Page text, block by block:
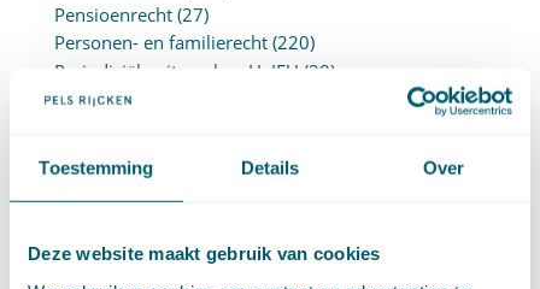
Toestemming Details Over
Deze website maakt gebruik van cookies
Pensioenrecht(27)
Personen- en familierecht(220)
Prejudiciële uitspraken HvJEU (28)
Prejudiciële vragen Hoge Raad
Proces- en beslagrecht (906)
(12)